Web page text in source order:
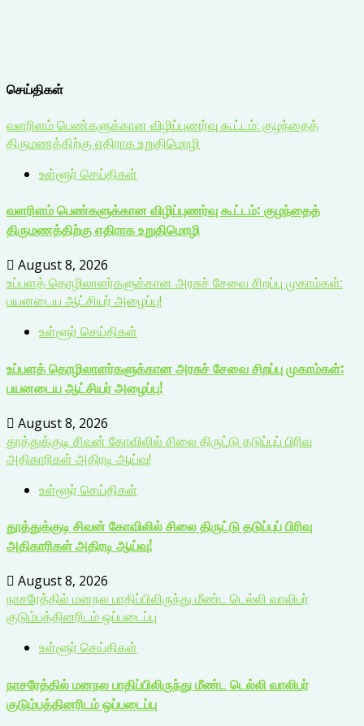
செய்திகள்
வளரிளம் பெண்களுக்கான விழிப்புணர்வு கூட்டம்: குழந்தைத்
திருமணத்திற்கு எதிராக உறுதிமொழி
உள்ளூர் செய்திகள்
வளரிளம் பெண்களுக்கான விழிப்புணர்வு கூட்டம்: குழந்தைத்
திருமணத்திற்கு எதிராக உறுதிமொழி
August 8, 2026
உப்பளத் தொழிலாளர்களுக்கான அரசுச் சேவை சிறப்பு முகாம்கள்:
பயனடைய ஆட்சியர் அழைப்பு!
உள்ளூர் செய்திகள்
உப்பளத் தொழிலாளர்களுக்கான அரசுச் சேவை சிறப்பு முகாம்கள்:
பயனடைய ஆட்சியர் அழைப்பு!
August 8, 2026
தூத்துக்குடி சிவன் கோவிலில் சிலை திருட்டு தடுப்புப் பிரிவு
அதிகாரிகள் அதிரடி ஆய்வு!
உள்ளூர் செய்திகள்
தூத்துக்குடி சிவன் கோவிலில் சிலை திருட்டு தடுப்புப் பிரிவு
அதிகாரிகள் அதிரடி ஆய்வு!
August 8, 2026
நாசரேத்தில் மனநல பாதிப்பிலிருந்து மீண்ட டெல்லி வாலிபர்
குடும்பத்தினரிடம் ஒப்படைப்பு
உள்ளூர் செய்திகள்
நாசரேத்தில் மனநல பாதிப்பிலிருந்து மீண்ட டெல்லி வாலிபர்
குடும்பத்தினரிடம் ஒப்படைப்பு